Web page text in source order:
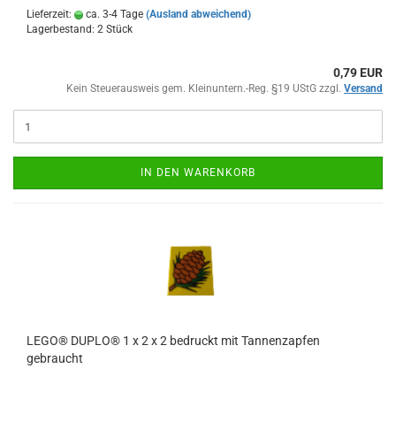
Lieferzeit: ca. 3-4 Tage (Ausland abweichend)
Lagerbestand: 2 Stück
0,79 EUR
Kein Steuerausweis gem. Kleinuntern.-Reg. §19 UStG zzgl. Versand
IN DEN WARENKORB
LEGO® DUPLO® 1 x 2 x 2 bedruckt mit Tannenzapfen
gebraucht